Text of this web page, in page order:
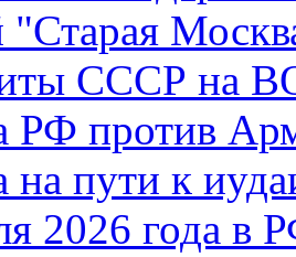
СССР на
РФ против
на пути к
2026 года в